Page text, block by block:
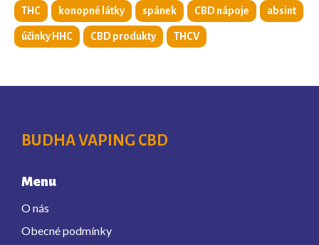
THC konopné látky spánek CBD nápoje absint
účinky HHC CBD produkty THCV
BUDHA VAPING CBD
Menu
O nás
Obecné podmínky